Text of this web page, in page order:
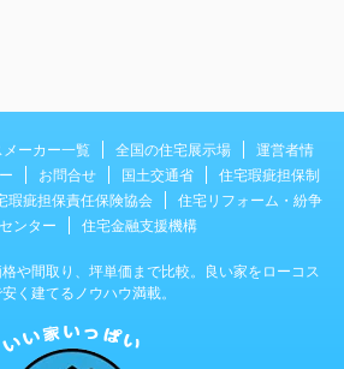
ーカー一覧 全国の住宅展示場
運営者情
お問合せ 国土交通省
住宅瑕疵担保制
瑕疵担保責任保険協会
住宅リフォーム・紛争
ンター
住宅金融支援機構
や間取り、坪単価まで比較。良い家をローコス
安く建てるノウハウ満載。